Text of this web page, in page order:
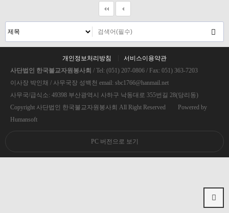
개인정보처리방침
서비스이용약관
사단법인 한국불교자원봉사회 / Tel: (051) 207-0806 / Fax: 051) 363-7203
이사장 박인채 / 사무국장 성백천 email: sbc1766@hanmail.net
사무국/급식소: 49398 부산광역시 사하구 낙동대로 355번길 28(당리동)
Copyright 사단법인 한국불교자원봉사회 All Right Reserved Powered by
Humansoft
PC 버전으로 보기